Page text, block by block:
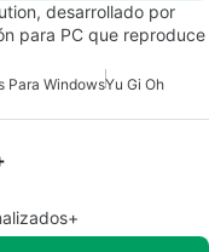
desarrollado por
para PC que reproduce
Para WindowsYu Gi Oh